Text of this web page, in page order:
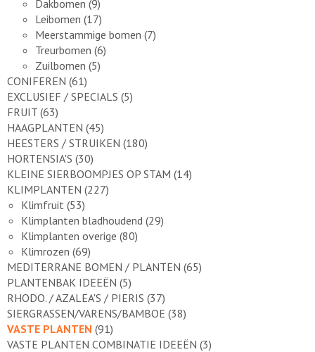
Dakbomen (9)
Leibomen (17)
Meerstammige bomen (7)
Treurbomen (6)
Zuilbomen (5)
CONIFEREN (61)
EXCLUSIEF / SPECIALS (5)
FRUIT (63)
HAAGPLANTEN (45)
HEESTERS / STRUIKEN (180)
HORTENSIA'S (30)
KLEINE SIERBOOMPJES OP STAM (14)
KLIMPLANTEN (227)
Klimfruit (53)
Klimplanten bladhoudend (29)
Klimplanten overige (80)
Klimrozen (69)
MEDITERRANE BOMEN / PLANTEN (65)
PLANTENBAK IDEEËN (5)
RHODO. / AZALEA'S / PIERIS (37)
SIERGRASSEN/VARENS/BAMBOE (38)
VASTE PLANTEN (91)
VASTE PLANTEN COMBINATIE IDEEËN (3)